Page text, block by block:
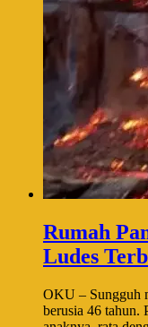
Rumah
Ludes
OKU – Sungguh
berusia 46 tahun.